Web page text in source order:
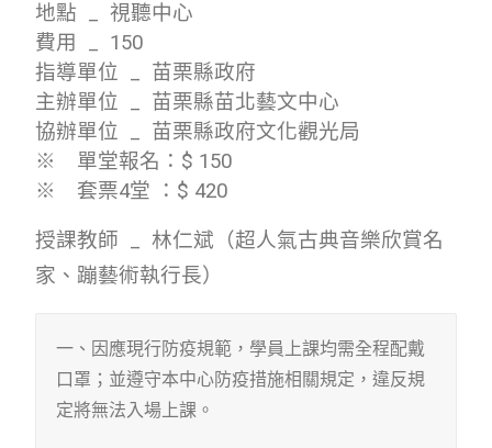
地點 _ 視聽中心
費用 _ 150
指導單位 _ 苗栗縣政府
主辦單位 _ 苗栗縣苗北藝文中心
協辦單位 _ 苗栗縣政府文化觀光局
※ 單堂報名：$ 150
※ 套票4堂 ：$ 420
授課教師 _ 林仁斌（超人氣古典音樂欣賞名
家、蹦藝術執行長）
一、因應現行防疫規範，學員上課均需全程配戴
口罩；並遵守本中心防疫措施相關規定，違反規
定將無法入場上課。